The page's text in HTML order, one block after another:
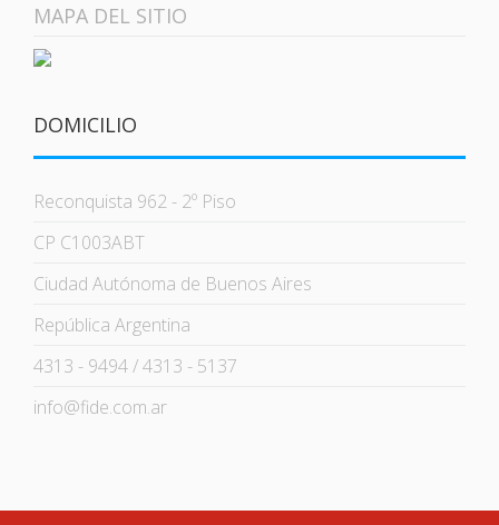
MAPA DEL SITIO
DOMICILIO
Reconquista 962 - 2º Piso
CP C1003ABT
Ciudad Autónoma de Buenos Aires
República Argentina
4313 - 9494 / 4313 - 5137
info@fide.com.ar